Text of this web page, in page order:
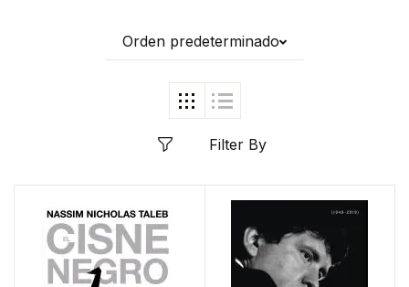
Orden predeterminado
Filter By